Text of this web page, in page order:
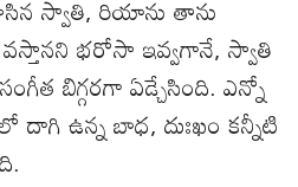
స్వాతి, రియాను తాను
వస్తానని భరోసా ఇవ్వగానే, స్వాతి
సంగీత బిగ్గరగాఏడ్చేసింది. ఎన్నో
దాగిఉన్నబాధ, దుఃఖం కన్నీటి
.